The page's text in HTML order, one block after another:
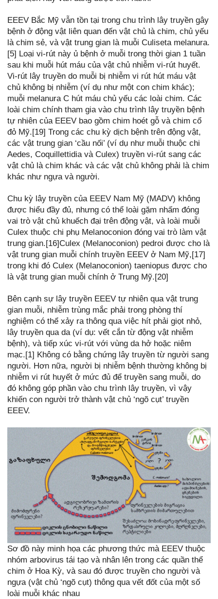
EEEV Bắc Mỹ vẫn tồn tại trong chu trình lây truyền gây
bệnh ở động vật liên quan đến vật chủ là chim, chủ yếu
là chim sẻ, và vật trung gian là muỗi Culiseta melanura.
[5] Loại vi-rút này ủ bệnh ở muỗi trong thời gian 1 tuần
sau khi muỗi hút máu của vật chủ nhiễm vi-rút huyết.
Vi-rút lây truyền do muỗi bị nhiễm vi rút hút máu vật
chủ không bị nhiễm (ví dụ như một con chim khác);
muỗi melanura C hút máu chủ yếu các loài chim. Các
loài chim chính tham gia vào chu trình lây truyền bệnh
tự nhiên của EEEV bao gồm chim hoét gỗ và chim cổ
đỏ Mỹ.[19] Trong các chu kỳ dịch bệnh trên động vật,
các vật trung gian ‘cầu nối’ (ví dụ như muỗi thuộc chi
Aedes, Coquillettidia và Culex) truyền vi-rút sang các
vật chủ là chim khác và các vật chủ không phải là chim
khác như ngựa và người.
Chu kỳ lây truyền của EEEV Nam Mỹ (MADV) không
được hiểu đầy đủ, nhưng có thể loài gặm nhấm đóng
vai trò vật chủ khuếch đại trên động vật, và loài muỗi
Culex thuộc chi phụ Melanoconion đóng vai trò làm vật
trung gian.[16]Culex (Melanoconion) pedroi được cho là
vật trung gian muỗi chính truyền EEEV ở Nam Mỹ,[17]
trong khi đó Culex (Melanoconion) taeniopus được cho
là vật trung gian muỗi chính ở Trung Mỹ.[20]
Bên cạnh sự lây truyền EEEV tự nhiên qua vật trung
gian muỗi, nhiễm trùng mắc phải trong phòng thí
nghiệm có thể xảy ra thông qua việc hít phải giọt nhỏ,
lây truyền qua da (ví dụ: vết cắn từ động vật nhiễm
bệnh), và tiếp xúc vi-rút với vùng da hở hoặc niêm
mạc.[1] Không có bằng chứng lây truyền từ người sang
người. Hơn nữa, người bị nhiễm bệnh thường không bị
nhiễm vi rút huyết ở mức đủ để truyền sang muỗi, do
đó không góp phần vào chu trình lây truyền, vì vậy
khiến con người trở thành vật chủ ‘ngõ cụt’ truyền
EEEV.
Sơ đồ này minh họa các phương thức mà EEEV thuộc
nhóm arbovirus tái tạo và nhân lên trong các quần thể
chim ở Hoa Kỳ, và sau đó được truyền cho người và
ngựa (vật chủ ‘ngõ cụt) thông qua vết đốt của một số
loài muỗi khác nhau